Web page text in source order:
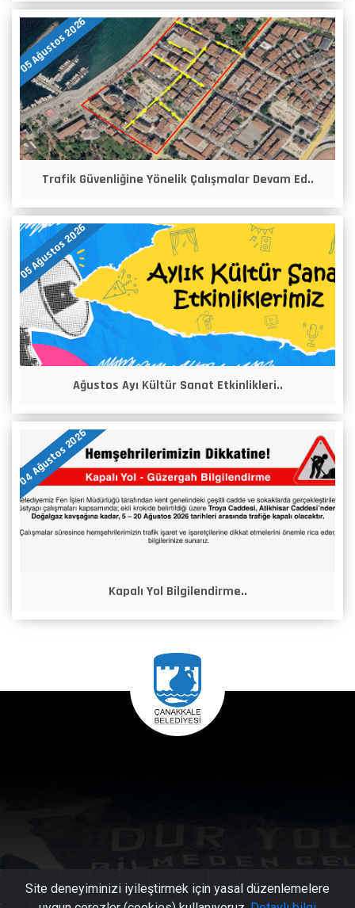
05 Ağustos 2026
Trafik Güvenliğine Yönelik Çalışmalar Devam Ed..
05 Ağustos 2026
Ağustos Ayı Kültür Sanat Etkinlikleri..
04 Ağustos 2026
Kapalı Yol Bilgilendirme..
Site deneyiminizi iyileştirmek için yasal düzenlemelere